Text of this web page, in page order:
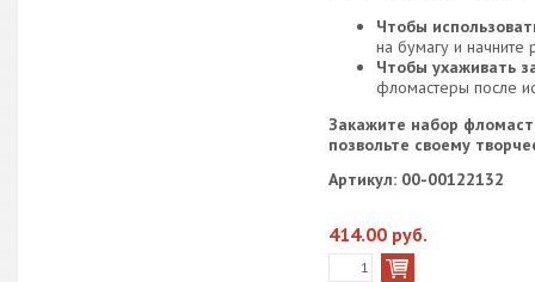
Чтобы
на бумагу и начните
Чтобы ухаживать
фломастеры после
Закажите набор
позвольте своему
Артикул: 00-00122132
414.00 руб.